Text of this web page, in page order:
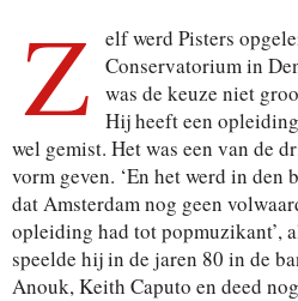
Z
elf werd Pisters
Conservatorium in
was de keuze niet
Hij heeft een
wel gemist. Het was een van de
vorm geven. ‘En het werd in den
dat Amsterdam nog geen
opleiding had tot popmuzikant’,
speelde hij in de jaren 80 in de
Anouk, Keith Caputo en deed